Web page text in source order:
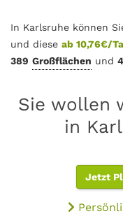
In Karlsruhe können
und diese ab 10,76€/
389 Großflächen und
Sie wollen
in
Jetzt